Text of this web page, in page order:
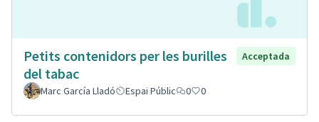
Petits contenidors per les burilles
del tabac
Acceptada
Marc García Lladó Espai Públic 0 0